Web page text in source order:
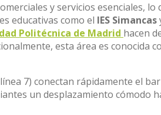
y servicios esenciales, lo
educativas como el IES Simancas
Politécnica de Madrid hacen
esta área es conocida
7) conectan rápidamente el
un desplazamiento cómodo